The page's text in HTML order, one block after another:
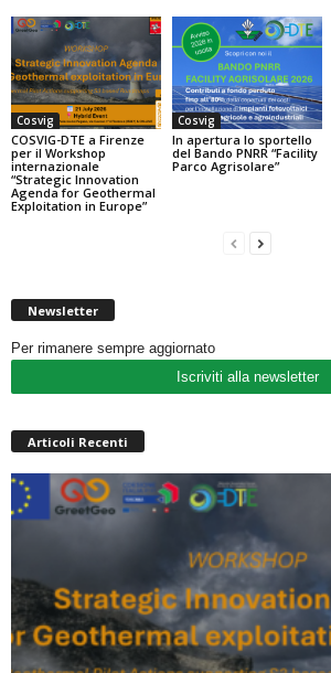
Cosvig
COSVIG-DTE a Firenze
per il Workshop
internazionale
“Strategic Innovation
Agenda for Geothermal
Exploitation in Europe”
Cosvig
In apertura lo sportello
del Bando PNRR “Facility
Parco Agrisolare”
Newsletter
Per rimanere sempre aggiornato
Iscriviti alla newsletter
Articoli Recenti